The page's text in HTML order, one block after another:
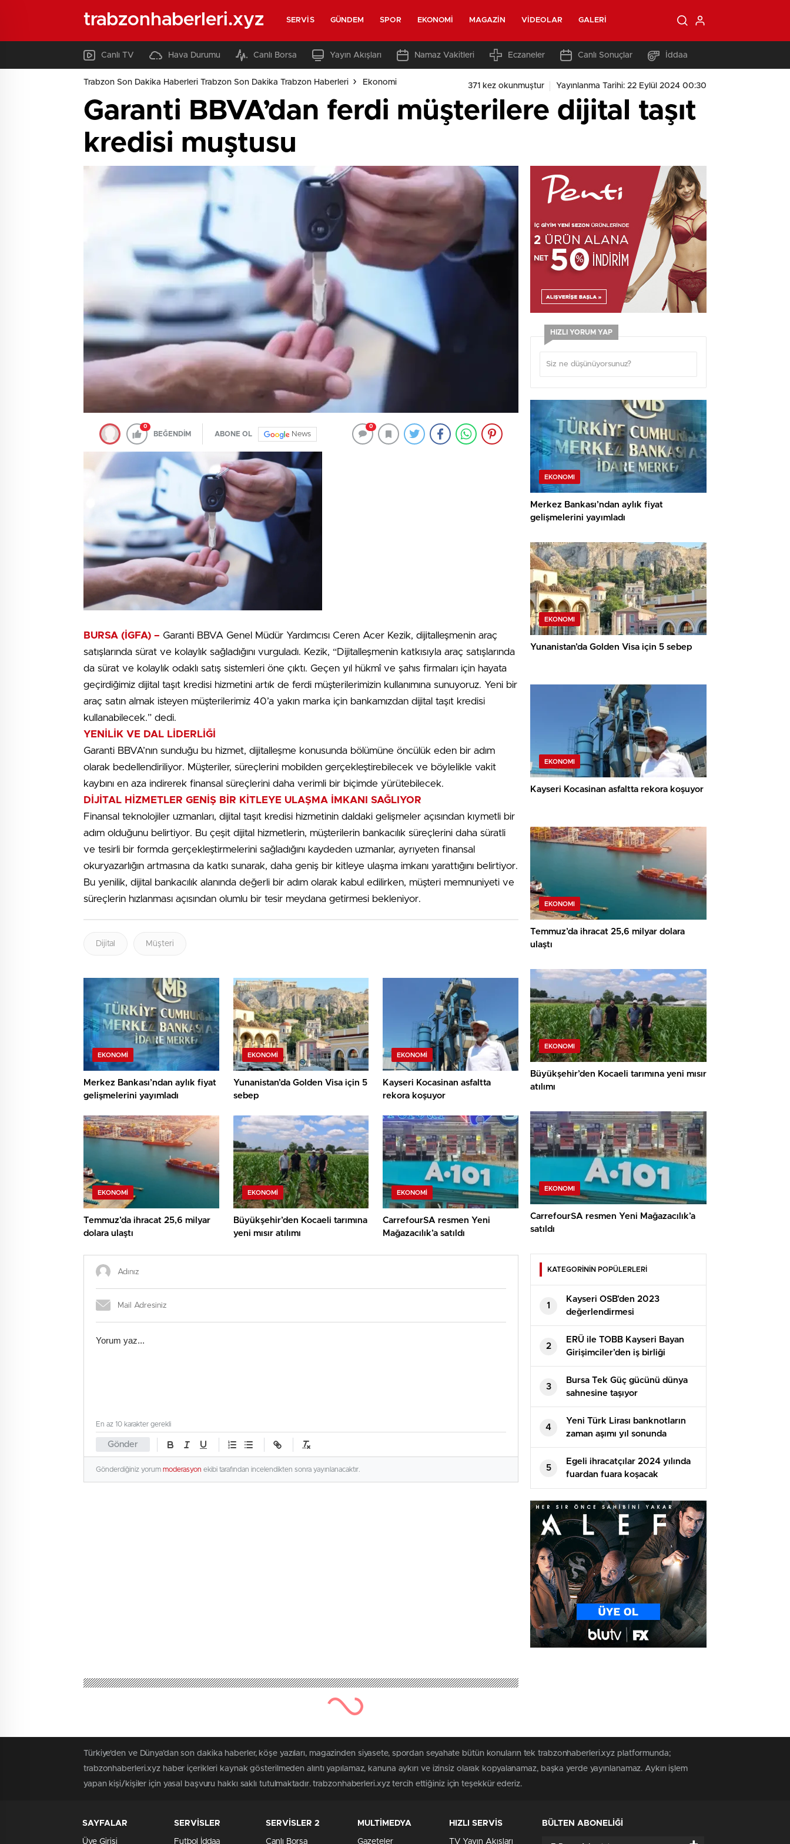
trabzonhaberleri.xyz SERVIS GÜNDEM SPOR EKONOMI MAGAZIN VIDEOLAR GALERI
Canlı TV Hava Durumu Canlı Borsa Yayın Akışları Namaz Vakitleri Eczaneler Canlı Sonuçlar İddaa
Trabzon Son Dakika Haberleri Trabzon Son Dakika Trabzon Haberleri Ekonomi 371 kez okunmuştur Yayınlanma Tarihi: 22 Eylül 2024 00:30
Garanti BBVA’dan ferdi müşterilere dijital taşıt
kredisi muştusu
0
BEĞENDİM ABONE OL News
0
BURSA (İGFA) – Garanti BBVA Genel Müdür Yardımcısı Ceren Acer Kezik, dijitalleşmenin araç
satışlarında sürat ve kolaylık sağladığını vurguladı. Kezik, “Dijitalleşmenin katkısıyla araç satışlarında
da sürat ve kolaylık odaklı satış sistemleri öne çıktı. Geçen yıl hükmî ve şahıs firmaları için hayata
geçirdiğimiz dijital taşıt kredisi hizmetini artık de ferdi müşterilerimizin kullanımına sunuyoruz. Yeni bir
araç satın almak isteyen müşterilerimiz 40’a yakın marka için bankamızdan dijital taşıt kredisi
kullanabilecek.” dedi.
YENİLİK VE DAL LİDERLİĞİ
Garanti BBVA’nın sunduğu bu hizmet, dijitalleşme konusunda bölümüne öncülük eden bir adım
olarak bedellendiriliyor. Müşteriler, süreçlerini mobilden gerçekleştirebilecek ve böylelikle vakit
kaybını en aza indirerek finansal süreçlerini daha verimli bir biçimde yürütebilecek.
DİJİTAL HİZMETLER GENİŞ BİR KİTLEYE ULAŞMA İMKANI SAĞLIYOR
Finansal teknolojiler uzmanları, dijital taşıt kredisi hizmetinin daldaki gelişmeler açısından kıymetli bir
adım olduğunu belirtiyor. Bu çeşit dijital hizmetlerin, müşterilerin bankacılık süreçlerini daha süratli
ve tesirli bir formda gerçekleştirmelerini sağladığını kaydeden uzmanlar, ayrıyeten finansal
okuryazarlığın artmasına da katkı sunarak, daha geniş bir kitleye ulaşma imkanı yarattığını belirtiyor.
Bu yenilik, dijital bankacılık alanında değerli bir adım olarak kabul edilirken, müşteri memnuniyeti ve
süreçlerin hızlanması açısından olumlu bir tesir meydana getirmesi bekleniyor.
Dijital Müşteri
EKONOMI
Merkez Bankası’ndan aylık fiyat
gelişmelerini yayımladı
EKONOMI
Yunanistan’da Golden Visa için 5
sebep
EKONOMI
Kayseri Kocasinan asfaltta
rekora koşuyor
EKONOMI
Temmuz’da ihracat 25,6 milyar
dolara ulaştı
EKONOMI
Büyükşehir’den Kocaeli tarımına
yeni mısır atılımı
EKONOMI
CarrefourSA resmen Yeni
Mağazacılık’a satıldı
Gönder
En az 10 karakter gerekli
Gönderdiğiniz yorum moderasyon ekibi tarafından incelendikten sonra yayınlanacaktır.
HIZLI YORUM YAP
EKONOMI
Merkez Bankası’ndan aylık fiyat
gelişmelerini yayımladı
EKONOMI
Yunanistan’da Golden Visa için 5 sebep
EKONOMI
Kayseri Kocasinan asfaltta rekora koşuyor
EKONOMI
Temmuz’da ihracat 25,6 milyar dolara
ulaştı
EKONOMI
Büyükşehir’den Kocaeli tarımına yeni mısır
atılımı
EKONOMI
CarrefourSA resmen Yeni Mağazacılık’a
satıldı
KATEGORİNİN POPÜLERLERİ
1
Kayseri OSB’den 2023
değerlendirmesi
2
ERÜ ile TOBB Kayseri Bayan
Girişimciler’den iş birliği
3
Bursa Tek Güç gücünü dünya
sahnesine taşıyor
4
Yeni Türk Lirası banknotların
zaman aşımı yıl sonunda
dolacak
5
Egeli ihracatçılar 2024 yılında
fuardan fuara koşacak
Türkiye'den ve Dünya’dan son dakika haberler, köşe yazıları, magazinden siyasete, spordan seyahate bütün konuların tek trabzonhaberleri.xyz platformunda;
trabzonhaberleri.xyz haber içerikleri kaynak gösterilmeden alıntı yapılamaz, kanuna aykırı ve izinsiz olarak kopyalanamaz, başka yerde yayınlanamaz. Aykırı işlem
yapan kişi/kişiler için yasal başvuru hakkı saklı tutulmaktadır. trabzonhaberleri.xyz tercih ettiğiniz için teşekkür ederiz.
SAYFALAR
Üye Girişi
SERVİSLER
Futbol İddaa
SERVİSLER 2
Canlı Borsa
MULTİMEDYA
Gazeteler
HIZLI SERVİS
TV Yayın Akışları
BÜLTEN ABONELİĞİ